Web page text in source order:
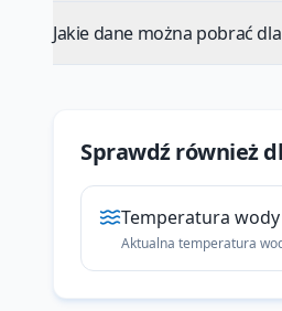
Jakie dane można pobrać
Sprawdź również
Temperatura wody
Aktualna temperatura